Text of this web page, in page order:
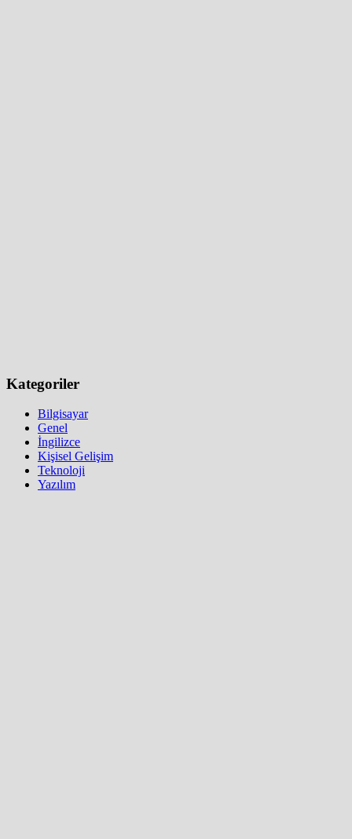
Kategoriler
Bilgisayar
Genel
İngilizce
Kişisel Gelişim
Teknoloji
Yazılım